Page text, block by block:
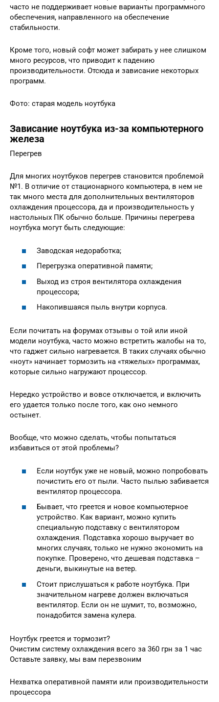
часто не поддерживает новые варианты программного
обеспечения, направленного на обеспечение
стабильности.
Кроме того, новый софт может забирать у нее слишком
много ресурсов, что приводит к падению
производительности. Отсюда и зависание некоторых
программ.
Фото: старая модель ноутбука
Зависание ноутбука из-за компьютерного
железа
Перегрев
Для многих ноутбуков перегрев становится проблемой
№1. В отличие от стационарного компьютера, в нем не
так много места для дополнительных вентиляторов
охлаждения процессора, да и производительность у
настольных ПК обычно больше. Причины перегрева
ноутбука могут быть следующие:
Заводская недоработка;
Перегрузка оперативной памяти;
Выход из строя вентилятора охлаждения
процессора;
Накопившаяся пыль внутри корпуса.
Если почитать на форумах отзывы о той или иной
модели ноутбука, часто можно встретить жалобы на то,
что гаджет сильно нагревается. В таких случаях обычно
«ноут» начинает тормозить на «тяжелых» программах,
которые сильно нагружают процессор.
Нередко устройство и вовсе отключается, и включить
его удается только после того, как оно немного
остынет.
Вообще, что можно сделать, чтобы попытаться
избавиться от этой проблемы?
Если ноутбук уже не новый, можно попробовать
почистить его от пыли. Часто пылью забивается
вентилятор процессора.
Бывает, что греется и новое компьютерное
устройство. Как вариант, можно купить
специальную подставку с вентилятором
охлаждения. Подставка хорошо выручает во
многих случаях, только не нужно экономить на
покупке. Проверено, что дешевая подставка –
деньги, выкинутые на ветер.
Стоит прислушаться к работе ноутбука. При
значительном нагреве должен включаться
вентилятор. Если он не шумит, то, возможно,
понадобится замена кулера.
Ноутбук греется и тормозит?
Очистим систему охлаждения всего за 360 грн за 1 час
Оставьте заявку, мы вам перезвоним
Нехватка оперативной памяти или производительности
процессора